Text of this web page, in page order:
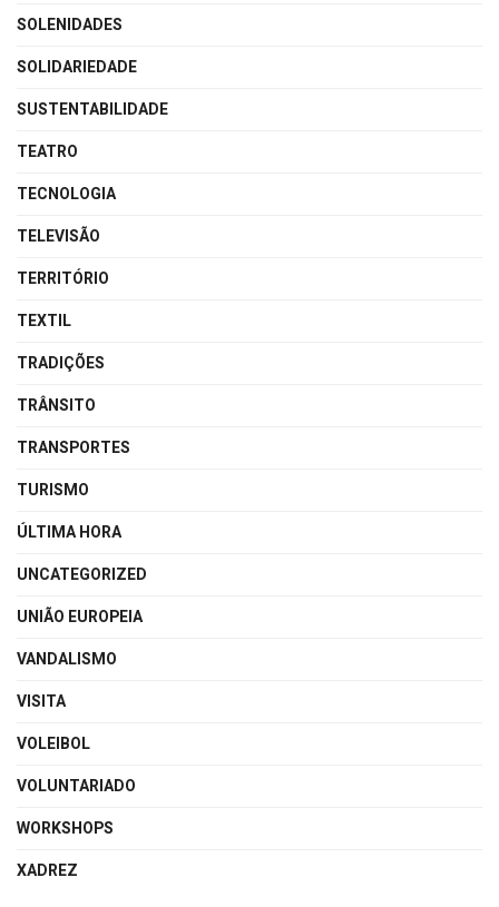
SOLENIDADES
SOLIDARIEDADE
SUSTENTABILIDADE
TEATRO
TECNOLOGIA
TELEVISÃO
TERRITÓRIO
TEXTIL
TRADIÇÕES
TRÂNSITO
TRANSPORTES
TURISMO
ÚLTIMA HORA
UNCATEGORIZED
UNIÃO EUROPEIA
VANDALISMO
VISITA
VOLEIBOL
VOLUNTARIADO
WORKSHOPS
XADREZ